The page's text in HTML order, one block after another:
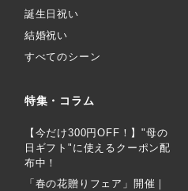
誕生日祝い
結婚祝い
すべてのシーン
特集・コラム
【今だけ300円OFF！】"母の
日ギフト"に使えるクーポン配
布中！
「春の花贈りフェア」開催｜